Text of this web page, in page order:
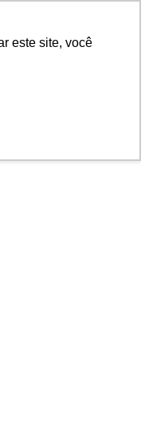
este site, você